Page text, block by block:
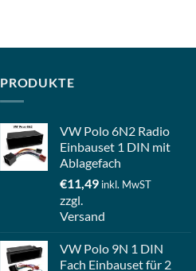
PRODUKTE
VW Polo 6N2 Radio
Einbauset 1 DIN mit
Ablagefach
€11,49 inkl. MwST
zzgl.
Versand
VW Polo 9N 1 DIN
Fach Einbauset für 2